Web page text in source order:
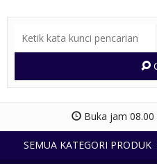
Buka jam
SEMUA KATEGORI PRODUK